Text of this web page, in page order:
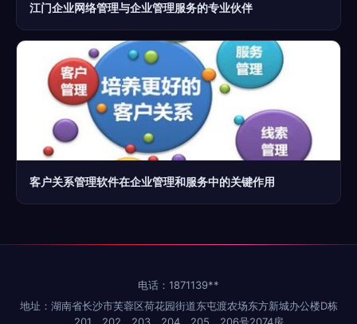
江门企业网络管理与企业管理服务的专业伙伴
客户关系管理软件在企业管理和服务中的关键作用
电话：1871139**
地址：湖南省长沙市芙蓉区荷花园街道东屯渡农场东方新城办公楼D栋